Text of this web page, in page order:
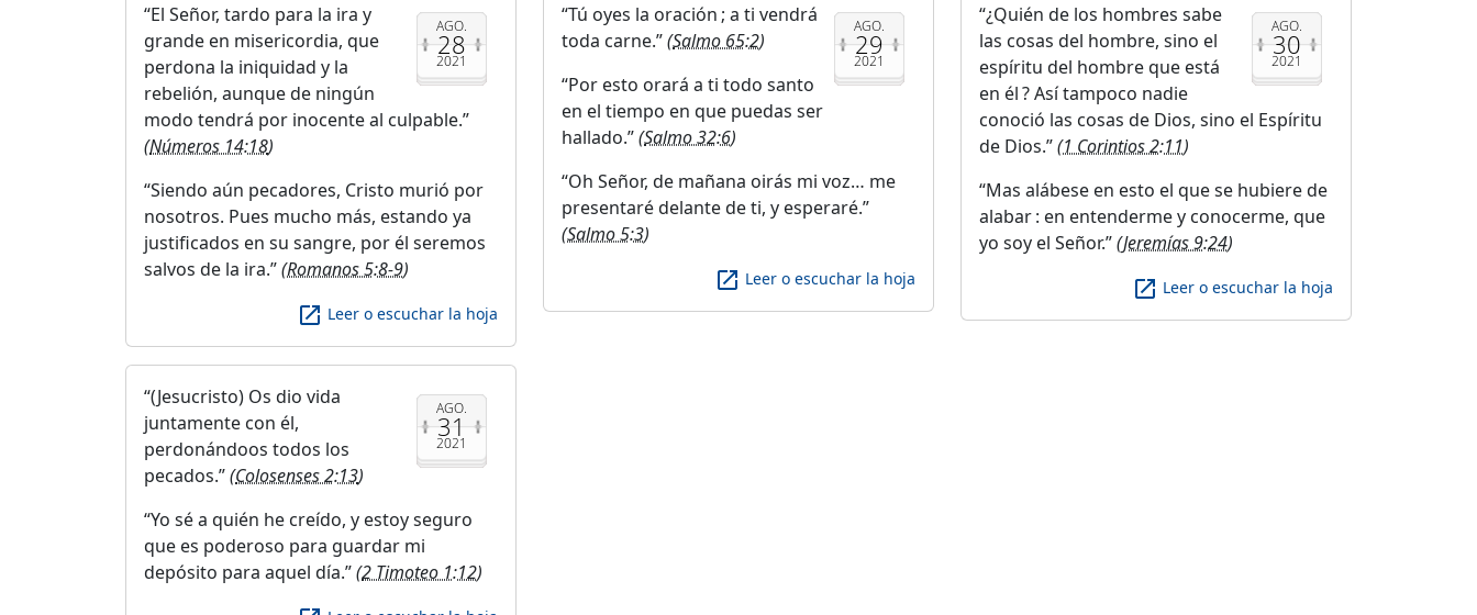
AGO.
28
2021
El Señor, tardo para la ira y
grande en misericordia, que
perdona la iniquidad y la
rebelión, aunque de ningún
modo tendrá por inocente al culpable.
(Números 14:18)
Siendo aún pecadores, Cristo murió por
nosotros. Pues mucho más, estando ya
justificados en su sangre, por él seremos
salvos de la ira. (Romanos 5:8-9)
launch Leer o escuchar la hoja
AGO.
29
2021
Tú oyes la oración ; a ti vendrá
toda carne. (Salmo 65:2)
Por esto orará a ti todo santo
en el tiempo en que puedas ser
hallado. (Salmo 32:6)
Oh Señor, de mañana oirás mi voz… me
presentaré delante de ti, y esperaré.
(Salmo 5:3)
launch Leer o escuchar la hoja
AGO.
30
2021
¿Quién de los hombres sabe
las cosas del hombre, sino el
espíritu del hombre que está
en él ? Así tampoco nadie
conoció las cosas de Dios, sino el Espíritu
de Dios. (1 Corintios 2:11)
Mas alábese en esto el que se hubiere de
alabar : en entenderme y conocerme, que
yo soy el Señor. (Jeremías 9:24)
launch Leer o escuchar la hoja
AGO.
31
2021
(Jesucristo) Os dio vida
juntamente con él,
perdonándoos todos los
pecados. (Colosenses 2:13)
Yo sé a quién he creído, y estoy seguro
que es poderoso para guardar mi
depósito para aquel día. (2 Timoteo 1:12)